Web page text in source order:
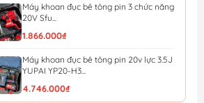
Máy khoan đục bê tông pin 3 chức năng
20V Sfu...
1.866.000₫
Máy khoan đục bê tông pin 20v lực 3.5J
YUPAI YP20-H3...
4.746.000₫